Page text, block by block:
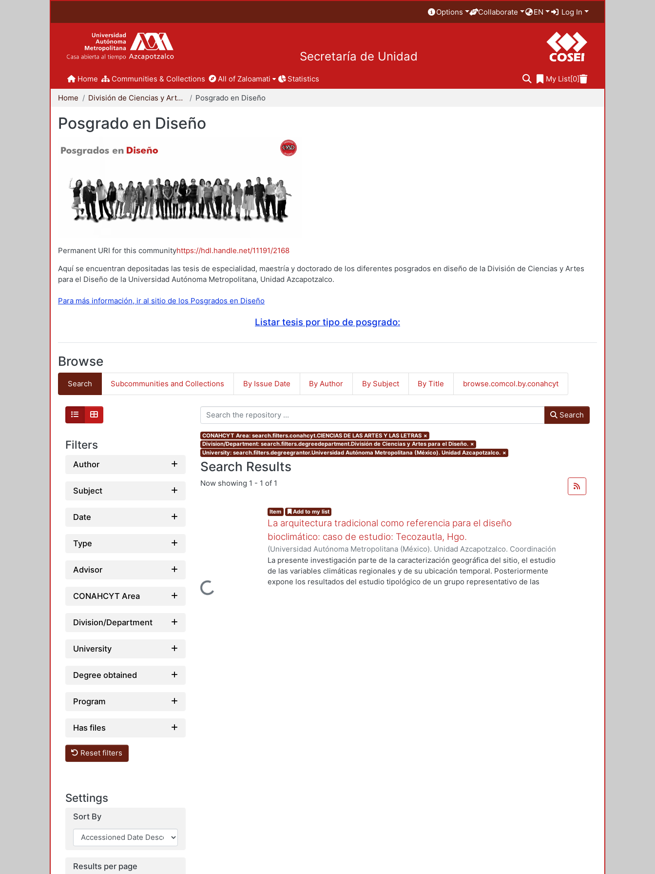
Options Collaborate EN Log In
Secretaría de Unidad
Home Communities & Collections All of Zaloamati Statistics My List[0]
Home División de Ciencias y Artes para el Diseño Posgrado en Diseño
Posgrado en Diseño
Permanent URI for this communityhttps://hdl.handle.net/11191/2168
Aquí se encuentran depositadas las tesis de especialidad, maestría y doctorado de los diferentes posgrados en diseño de la División de Ciencias y Artes
para el Diseño de la Universidad Autónoma Metropolitana, Unidad Azcapotzalco.
Para más información, ir al sitio de los Posgrados en Diseño
Listar tesis por tipo de posgrado:
Browse
Search Subcommunities and Collections By Issue Date By Author By Subject By Title browse.comcol.by.conahcyt
Filters
Author
Subject
Date
Type
Advisor
CONAHCYT Area
Division/Department
University
Degree obtained
Program
Has files
Reset filters
Settings
Sort By
Results per page
Search
CONAHCYT Area: search.filters.conahcyt.CIENCIAS DE LAS ARTES Y LAS LETRAS ×
Division/Department: search.filters.degreedepartment.División de Ciencias y Artes para el Diseño. ×
University: search.filters.degreegrantor.Universidad Autónoma Metropolitana (México). Unidad Azcapotzalco. ×
Search Results
Now showing 1 - 1 of 1
Loading...
Item Add to my list
La arquitectura tradicional como referencia para el diseño
bioclimático: caso de estudio: Tecozautla, Hgo.
(Universidad Autónoma Metropolitana (México). Unidad Azcapotzalco. Coordinación
de Servicios de Información.,2003-10)Manríquez Campos, Rosalía
La presente investigación parte de la caracterización geográfica del sitio, el estudio
de las variables climáticas regionales y de su ubicación temporal. Posteriormente
expone los resultados del estudio tipológico de un grupo representativo de las